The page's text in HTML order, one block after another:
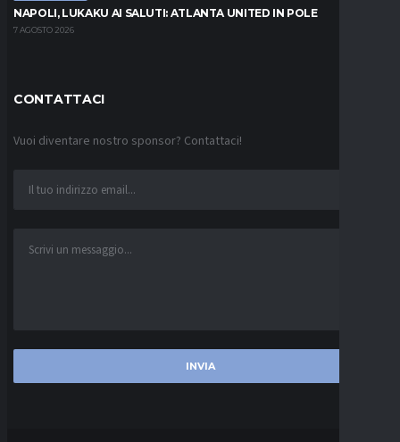
NAPOLI, LUKAKU AI SALUTI: ATLANTA UNITED IN POLE
7 AGOSTO 2026
CONTATTACI
Vuoi diventare nostro sponsor? Contattaci!